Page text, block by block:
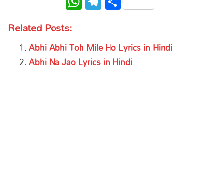
Related Posts:
Abhi Abhi Toh Mile Ho Lyrics in Hindi
Abhi Na Jao Lyrics in Hindi